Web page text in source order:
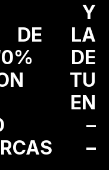
Y
DE LA
DE
TU
EN
–
–